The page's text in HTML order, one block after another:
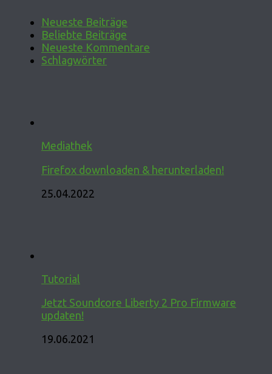
Neueste Beiträge
Beliebte Beiträge
Neueste Kommentare
Schlagwörter
Mediathek
Firefox downloaden & herunterladen!
25.04.2022
Tutorial
Jetzt Soundcore Liberty 2 Pro Firmware
updaten!
19.06.2021